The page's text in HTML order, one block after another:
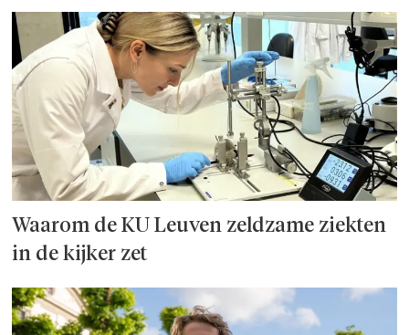
Waarom de KU Leuven zeldzame ziekten
in de kijker zet